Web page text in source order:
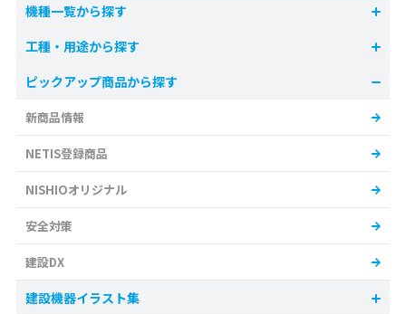
機種一覧から探す
工種・用途から探す
ピックアップ商品から探す
新商品情報
NETIS登録商品
NISHIOオリジナル
安全対策
建設DX
建設機器イラスト集